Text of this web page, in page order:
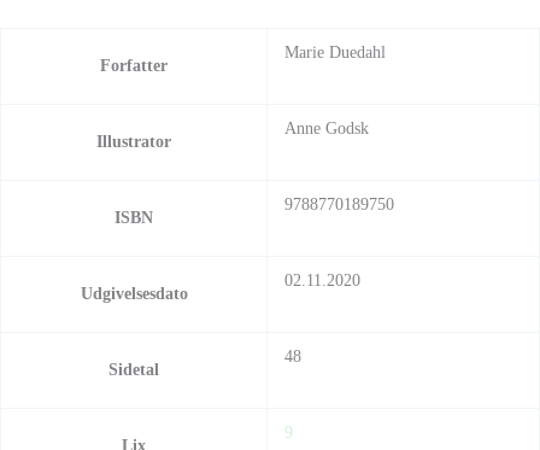
Forfatter
Marie Duedahl
Illustrator
Anne Godsk
ISBN
9788770189750
Udgivelsesdato
02.11.2020
Sidetal
48
Lix
9